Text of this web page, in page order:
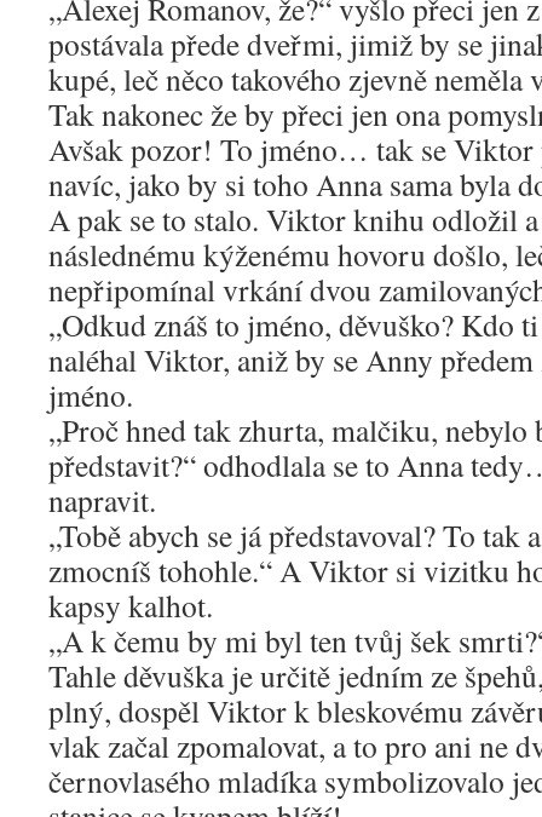
„Alexej Romanov, že?“ vyšlo přeci jen
postávala přede dveřmi, jimiž by se
kupé, leč něco takového zjevně neměla
Tak nakonec že by přeci jen ona
Avšak pozor! To jméno… tak se Viktor
navíc, jako by si toho Anna sama byla
A pak se to stalo. Viktor knihu odložil
následnému kýženému hovoru došlo,
nepřipomínal vrkání dvou
„Odkud znáš to jméno, děvuško? Kdo
naléhal Viktor, aniž by se Anny
jméno.
„Proč hned tak zhurta, malčiku, nebylo
představit?“ odhodlala se to Anna
napravit.
„Tobě abych se já představoval? To tak
zmocníš tohohle.“ A Viktor si vizitku
kapsy kalhot.
„A k čemu by mi byl ten tvůj šek
Tahle děvuška je určitě jedním ze
plný, dospěl Viktor k bleskovému
vlak začal zpomalovat, a to pro ani ne
černovlasého mladíka symbolizovalo